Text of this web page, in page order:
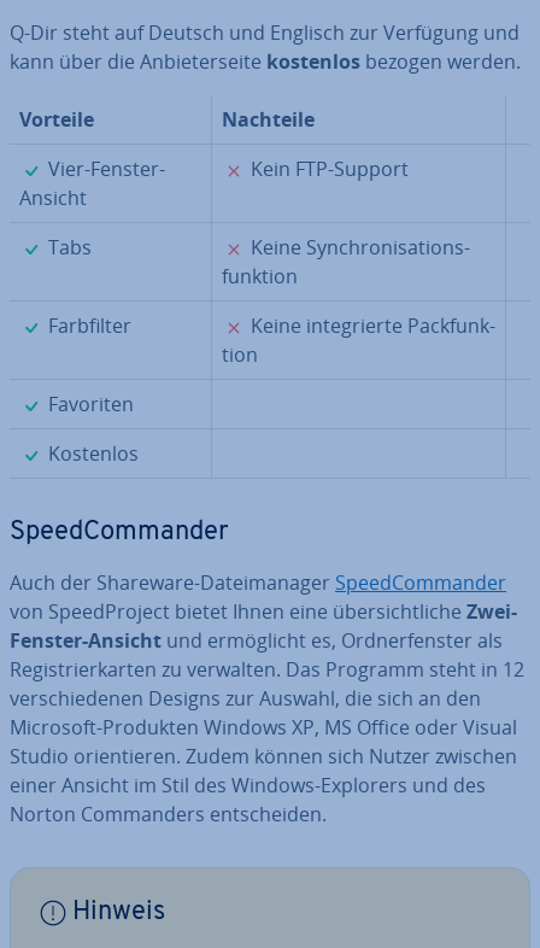
Q-Dir steht auf Deutsch und Englisch zur Verfügung und
kann über die An­bie­ter­sei­te kostenlos bezogen werden.
Vorteile
Nachteile
✓
Vier-Fenster-
Ansicht
✗
Kein FTP-Support
✓
Tabs ✗
Keine Syn­chro­ni­sa­ti­ons­
funk­ti­on
✓
Farb­fil­ter ✗
Keine in­te­grier­te Pack­funk­
ti­on
✓
Favoriten
✓
Kostenlos
Speed­Com­man­der
Auch der Shareware-Da­tei­ma­na­ger Speed­Com­man­der
von Speed­Pro­ject bietet Ihnen eine über­sicht­li­che Zwei-
Fenster-Ansicht und er­mög­licht es, Ord­ner­fens­ter als
Re­gis­trier­kar­ten zu verwalten. Das Programm steht in 12
ver­schie­de­nen Designs zur Auswahl, die sich an den
Microsoft-Produkten Windows XP, MS Office oder Visual
Studio ori­en­tie­ren. Zudem können sich Nutzer zwischen
einer Ansicht im Stil des Windows-Explorers und des
Norton Com­man­ders ent­schei­den.
Hinweis